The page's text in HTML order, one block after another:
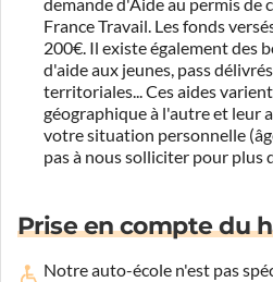
demande d'Aide au permis de
France Travail. Les fonds
200€. Il existe également des
d'aide aux jeunes, pass
territoriales... Ces aides
géographique à l'autre et leur
votre situation personnelle
pas à nous solliciter pour plus
Prise en compte du
Notre auto-école n'est pas